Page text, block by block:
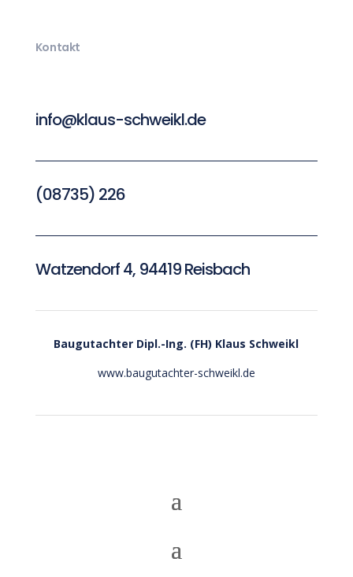
Kontakt
info@klaus-schweikl.de
(08735) 226
Watzendorf 4, 94419 Reisbach
Baugutachter Dipl.-Ing. (FH) Klaus Schweikl
www.baugutachter-schweikl.de